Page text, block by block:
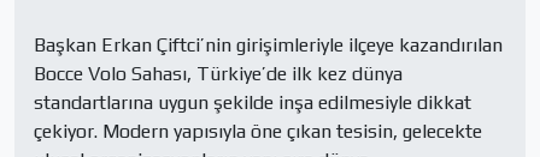
Başkan Erkan Çiftci’nin girişimleriyle ilçeye kazandırılan
Bocce Volo Sahası, Türkiye’de ilk kez dünya
standartlarına uygun şekilde inşa edilmesiyle dikkat
çekiyor. Modern yapısıyla öne çıkan tesisin, gelecekte